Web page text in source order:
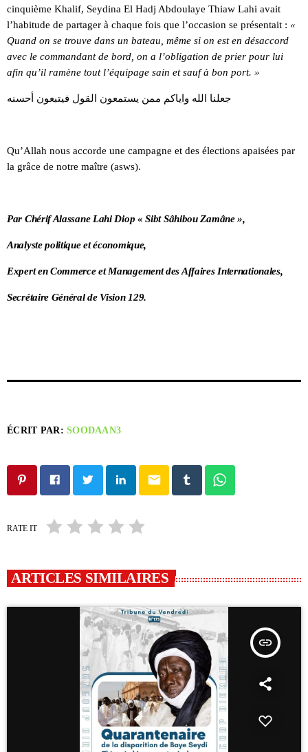
cinquième Khalif, Seydina El Hadj Abdoulaye Thiaw Lahi avait
l’habitude de partager à chaque fois que l’occasion se présentait : «
Quand on se trouve dans un bateau, même si on est en désaccord
avec le commandant de bord, on a l’obligation de prier pour lui
afin qu’il ramène tout l’équipage sain et sauf à bon port. »
جعلنا الله واياكم ممن يستمعون القول فيتبعون أحسنه
Qu’Allah nous accorde une campagne et des élections apaisées par
la grâce de notre maître (asws).
Par Chérif Alassane Lahi Diop « Sibt Sâhibou Zamâne »,
Analyste politique et économique,
Expert en Commerce et Management des Affaires Internationales,
Secrétaire Général de Vision 129.
ÉCRIT PAR:SOODAAN3
email
RATE IT
ARTICLES SIMILAIRES
insert_link